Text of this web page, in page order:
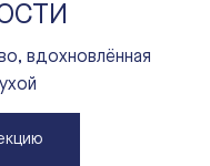
вдохновлённая